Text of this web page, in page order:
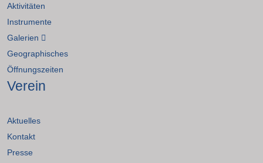
Aktivitäten
Instrumente
Galerien
Geographisches
Öffnungszeiten
Verein
Aktuelles
Kontakt
Presse